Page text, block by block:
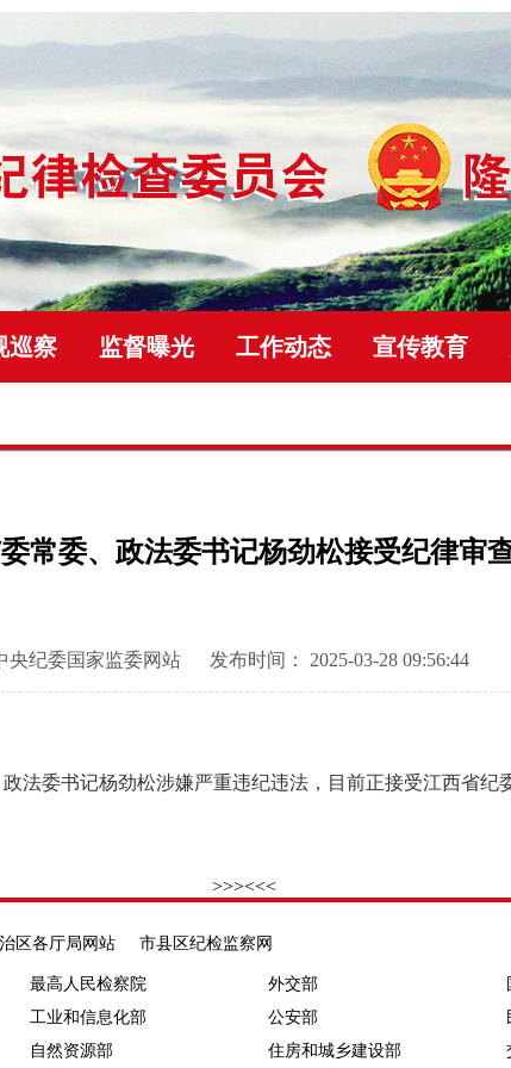
巡察 监督曝光 工作动态 宣传教育
常委、政法委书记杨劲松接受纪律审
央纪委国家监委网站 发布时间： 2025-03-28 09:56:44
委书记杨劲松涉嫌严重违纪违法，目前正接受江西省纪
>>><<<
区各厅局网站 市县区纪检监察网
最高人民检察院 外交部
工业和信息化部 公安部
自然资源部 住房和城乡建设部